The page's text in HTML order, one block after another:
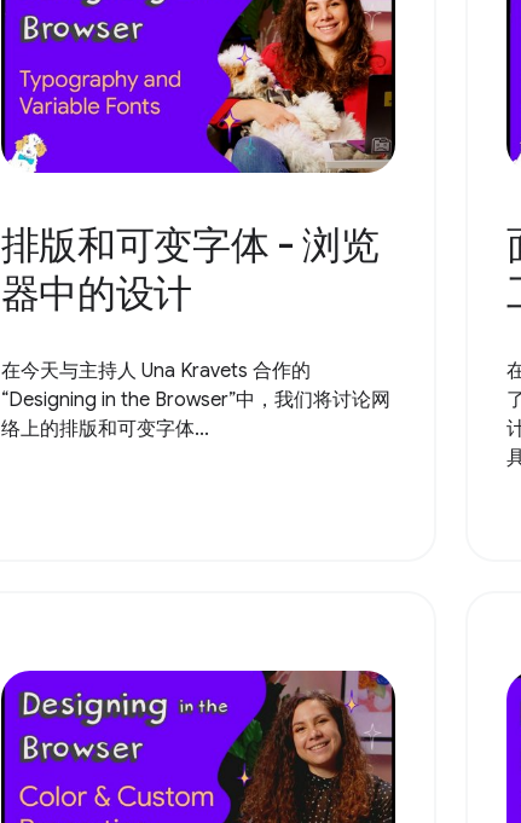
排版和可变字体 - 浏览
器中的设计
在今天与主持人 Una Kravets 合作的
“Designing in the Browser”中，我们将讨论网
络上的排版和可变字体...